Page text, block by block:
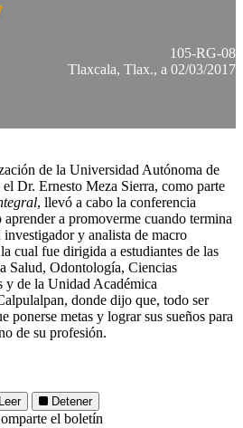
105-RG-08
Tlaxcala, Tlax., a 02/03/2017
de la Universidad Autónoma de
Dr. Ernesto Meza Sierra, como parte
, llevó a cabo la conferencia
a promoverme cuando termina
y analista de macro
cual fue dirigida a estudiantes de las
Salud, Odontología, Ciencias
de la Unidad Académica
donde dijo que, todo ser
ponerse metas y lograr sus sueños para
de su profesión.
Leer Detener
el boletín